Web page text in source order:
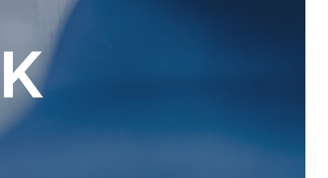
Vakiovirtaussäätimet vedelle